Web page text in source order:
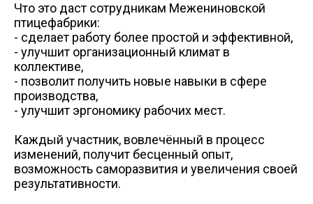
Что это даст сотрудникам Межениновской
птицефабрики:
- сделает работу более простой и эффективной,
- улучшит организационный климат в
коллективе,
- позволит получить новые навыки в сфере
производства,
- улучшит эргономику рабочих мест.
Каждый участник, вовлечённый в процесс
изменений, получит бесценный опыт,
возможность саморазвития и увеличения своей
результативности.